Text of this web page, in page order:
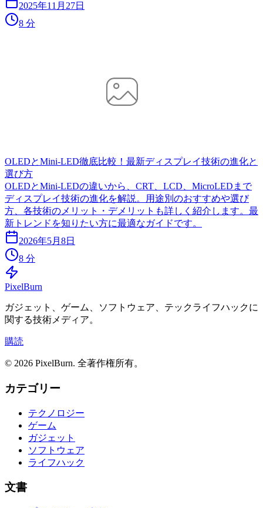
2025年11月27日
8 分
OLEDとMini-LED徹底比較！最新ディスプレイ技術の進化と
選び方
OLEDとMini-LEDの違いから、CRT、LCD、MicroLEDまで
ディスプレイ技術の進化を解説。用途別のおすすめや選び
方、各技術のメリット・デメリットも詳しく紹介します。最
新トレンドを知りたい方に最適なガイドです。
2026年5月8日
8 分
PixelBurn
ガジェット、ゲーム、ソフトウェア、テックライフハックに
関する技術メディア。
購読
© 2026 PixelBurn. 全著作権所有。
カテゴリー
テクノロジー
ゲーム
ガジェット
ソフトウェア
ライフハック
文書